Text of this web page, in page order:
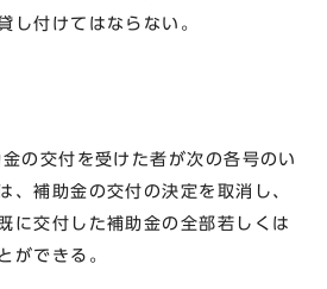
し付けてはならない。
の交付を受けた者が次の各号のい
、補助金の交付の決定を取消し、
に交付した補助金の全部若しくは
ができる。